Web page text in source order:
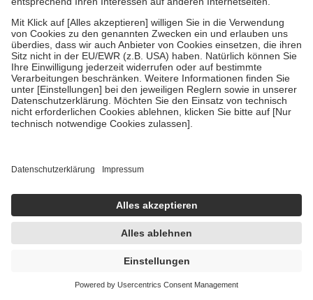
Aciclostad 2 g Creme
2 g
Creme
-32%
1.840,00 € / 1 kg
In den Warenkorb